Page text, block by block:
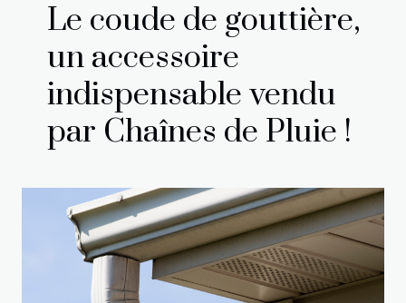
Le coude de gouttière,
un accessoire
indispensable vendu
par Chaînes de Pluie !